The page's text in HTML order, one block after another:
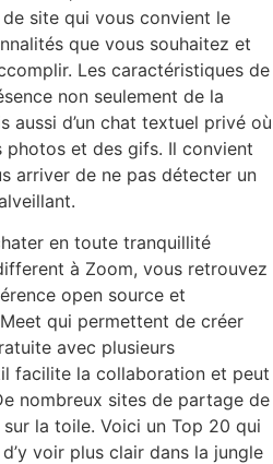
site qui vous convient le
que vous souhaitez et
Les caractéristiques de
non seulement de la
aussi d’un chat textuel privé où
et des gifs. Il convient
arriver de ne pas détecter un
en toute tranquillité
à Zoom, vous retrouvez
open source et
qui permettent de créer
avec plusieurs
facilite la collaboration et peut
nombreux sites de partage de
la toile. Voici un Top 20 qui
voir plus clair dans la jungle